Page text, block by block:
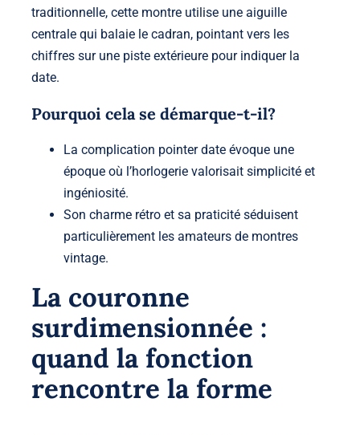
traditionnelle, cette montre utilise une aiguille
centralequi balaie le cadran, pointant vers les
chiffres sur une piste extérieure pour indiquer la
date.
Pourquoi cela se démarque-t-il?
La complication pointer date évoque une
époque où l’horlogerie valorisait simplicité et
ingéniosité.
Son charme rétro et sa praticité séduisent
particulièrement les amateurs de montres
vintage.
La couronne
surdimensionnée :
quand la fonction
rencontre la forme